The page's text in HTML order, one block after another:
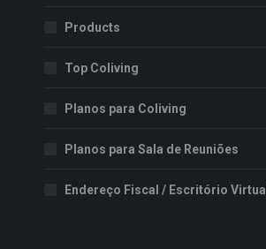
Products
Top Coliving
Planos para Coliving
Planos para Sala de Reuniões
Endereço Fiscal / Escritório Virtual